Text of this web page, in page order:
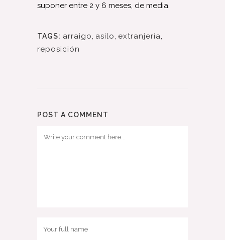
suponer entre 2 y 6 meses, de media.
TAGS: arraigo, asilo, extranjería,
reposición
POST A COMMENT